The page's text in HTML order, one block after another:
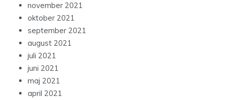
november 2021
oktober 2021
september 2021
august 2021
juli 2021
juni 2021
maj 2021
april 2021